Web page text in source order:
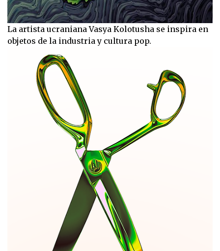
La artista ucraniana Vasya Kolotusha se inspira en
objetos de la industria y cultura pop.